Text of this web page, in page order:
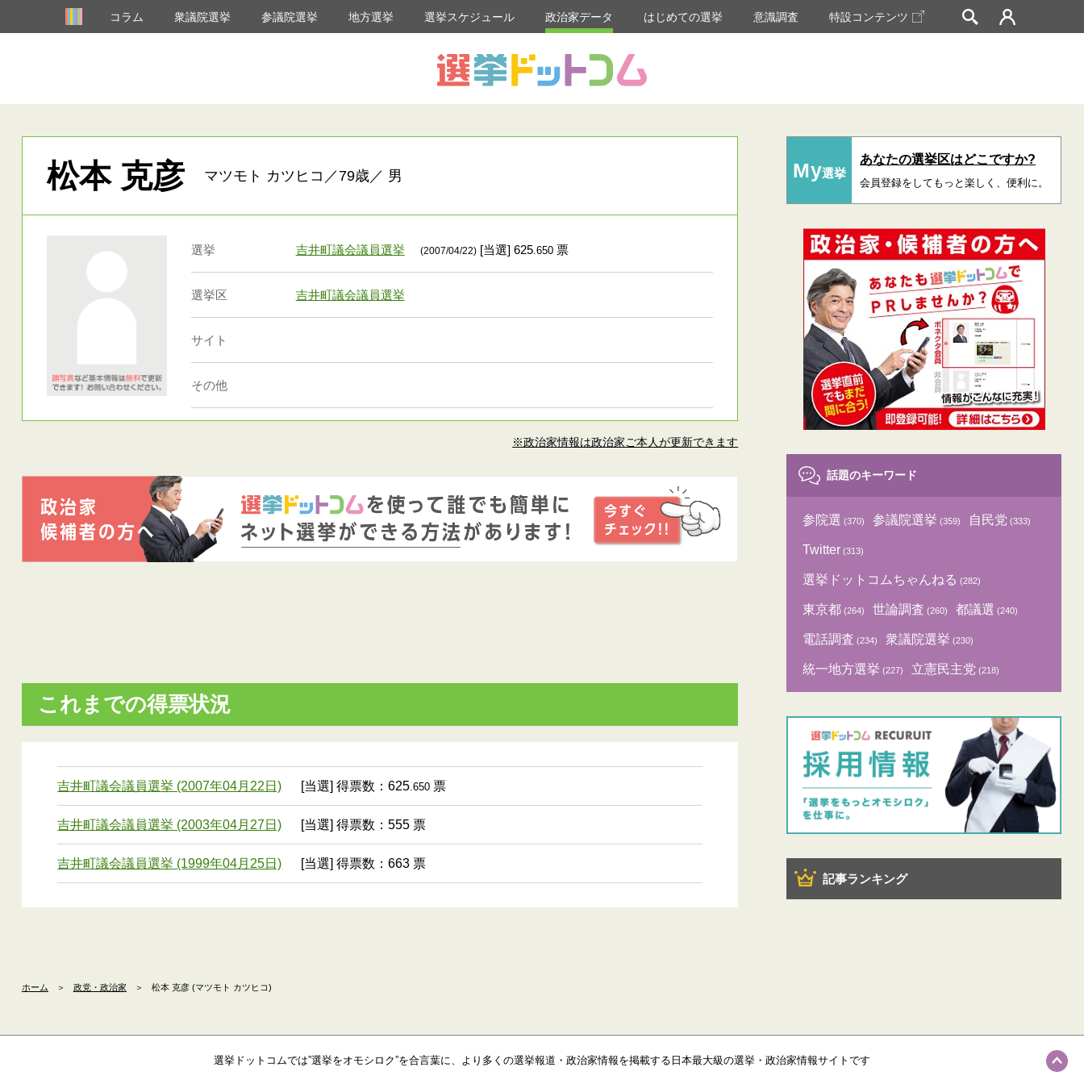
コラム 衆議院選挙 参議院選挙 地方選挙 選挙スケジュール 政治家データ はじめての選挙 意識調査 特設コンテンツ
松本 克彦 マツモト カツヒコ／79歳／ 男
選挙 吉井町議会議員選挙 (2007/04/22)[当選] 625.650票
選挙区 吉井町議会議員選挙
サイト
その他
※政治家情報は政治家ご本人が更新できます
これまでの得票状況
吉井町議会議員選挙 (2007年04月22日) [当選] 得票数：625.650 票
吉井町議会議員選挙 (2003年04月27日) [当選] 得票数：555 票
吉井町議会議員選挙 (1999年04月25日) [当選] 得票数：663 票
My選挙
あなたの選挙区はどこですか?
会員登録をしてもっと楽しく、便利に。
話題のキーワード
参院選 (370) 参議院選挙 (359) 自民党 (333)
Twitter (313)
選挙ドットコムちゃんねる (282)
東京都 (264) 世論調査 (260) 都議選 (240)
電話調査 (234) 衆議院選挙 (230)
統一地方選挙 (227) 立憲民主党 (218)
記事ランキング
ホーム ＞ 政党・政治家 ＞ 松本 克彦 (マツモト カツヒコ)
選挙ドットコムでは”選挙をオモシロク”を合言葉に、より多くの選挙報道・政治家情報を掲載する日本最大級の選挙・政治家情報サイトです